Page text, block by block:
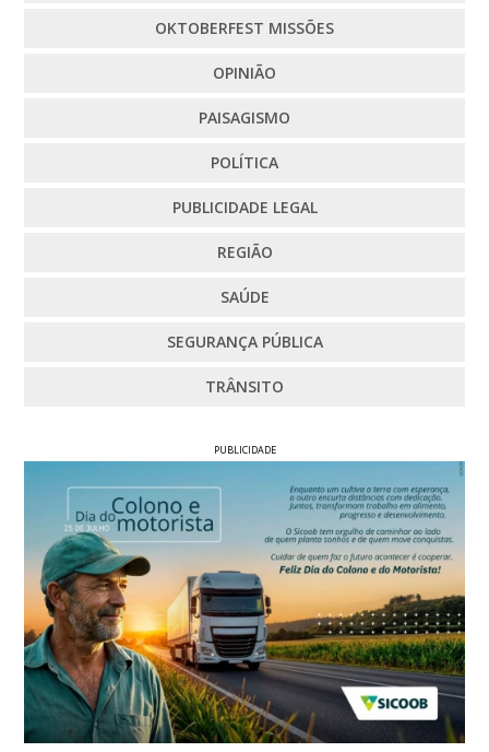
OKTOBERFEST MISSÕES
OPINIÃO
PAISAGISMO
POLÍTICA
PUBLICIDADE LEGAL
REGIÃO
SAÚDE
SEGURANÇA PÚBLICA
TRÂNSITO
PUBLICIDADE